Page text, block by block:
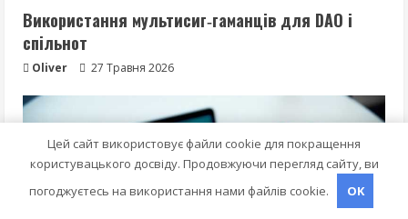
Використання мультисиг‑гаманців для DAO і
спільнот
Oliver 27 Травня 2026
Цей сайт використовує файли cookie для покращення
користувацького досвіду. Продовжуючи перегляд сайту, ви
погоджуєтесь на використання нами файлів cookie.
OK